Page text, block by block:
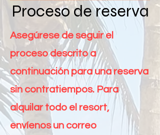
Proceso de reserva
Asegúrese de seguir el
proceso descrito a
continuación para una reserva
sin contratiempos. Para
alquilar todo el resort,
envíenos un correo